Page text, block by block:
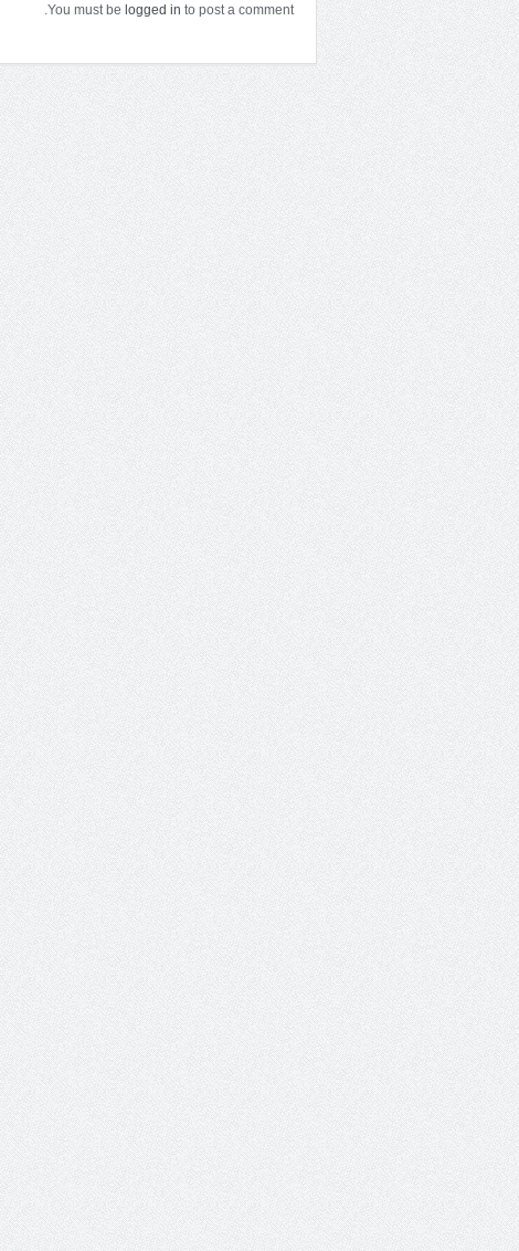
You must be logged in to post a comment.